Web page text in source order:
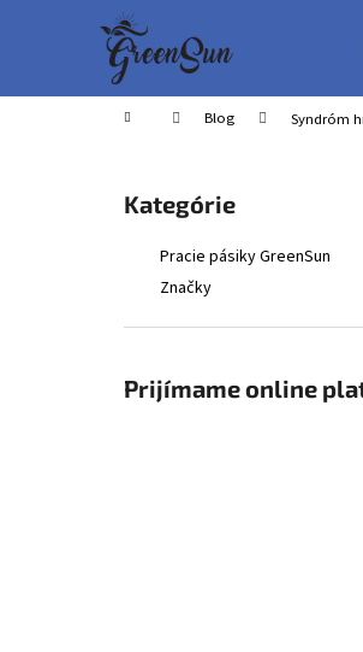
Domov Blog Syndróm
Preskočiť
kategórie
Kategórie
Pracie pásiky GreenSun
Značky
Prijímame online
í
Späť
do
Späť
do